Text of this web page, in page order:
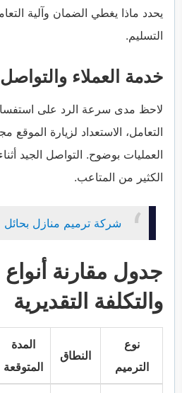
يحدد ماذا يغطي الضمان وآلية
التسليم.
خدمة العملاء والتواصل
لاحظ مدى سرعة الرد على
التعامل، الاستعداد لزيارة الموقع
العمليات بوضوح. التواصل الجيد
الكثير من المتاعب.
شركة ترميم منازل بحائل
جدول مقارنة أنواع
والتكلفة التقديرية
نوع
الترميم
النطاق
المدة
المتوقعة